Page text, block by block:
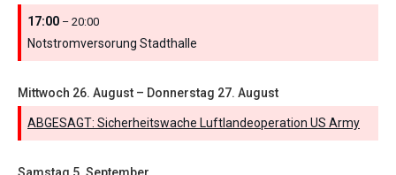
17:00 – 20:00
Notstromversorung Stadthalle
Mittwoch 26. August – Donnerstag 27. August
ABGESAGT: Sicherheitswache Luftlandeoperation US Army